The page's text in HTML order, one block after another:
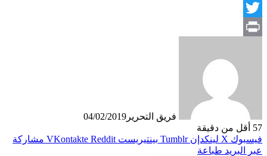
Facebook
Twitter
فريق التحرير 04/02/2019
57 أقل من دقيقة
فيسبوك X لينكدإن بينتيريست
مشاركة
عبر البريد طباعة